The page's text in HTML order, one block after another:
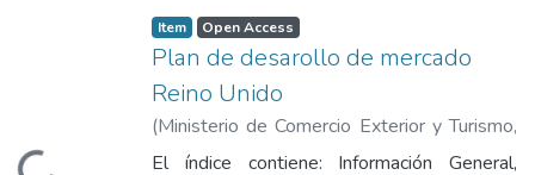
y Transporte de Mercaderías,Canales de
Comercialización, Tendencias del
Consumidor y Características del Mercado,
Priorización de Productos, Oportunidades
Comerciales para Productos Peruanos, Plan
de Acción, Principales Ferias en Turquía y
Item Open Access
Plan de desarollo de mercado
Reino Unido
(Ministerio de Comercio Exterior y Turismo,
2016)Ministerio de Comercio Exterior y
El índice contiene: Información General,